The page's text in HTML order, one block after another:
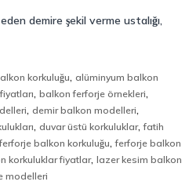
demire şekil verme ustalığı,
korkuluğu,alüminyum balkon
,balkon ferforje örnekleri,
,demir balkon modelleri,
,duvar üstü korkuluklar,fatih
ferforje balkon korkuluğu,ferforje balkon
korkuluklar fiyatlar,lazer kesim balkon
modelleri